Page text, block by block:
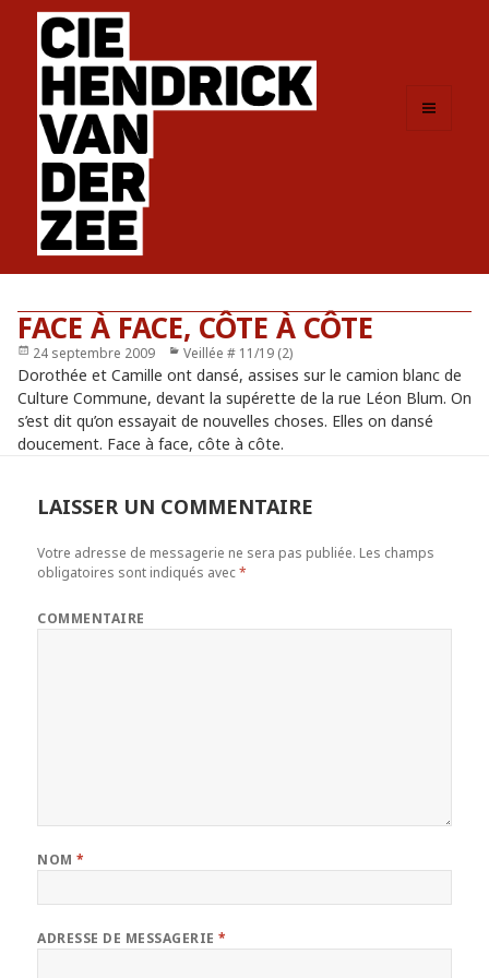
FACE À FACE, CÔTE À CÔTE
Publié
le
24 septembre 2009 Catégories
Veillée # 11/19 (2)
Dorothée et Camille ont dansé, assises sur le camion blanc de
Culture Commune, devant la supérette de la rue Léon Blum. On
s’est dit qu’on essayait de nouvelles choses. Elles on dansé
doucement. Face à face, côte à côte.
LAISSER UN COMMENTAIRE
Votre adresse de messagerie ne sera pas publiée. Les champs
obligatoires sont indiqués avec*
COMMENTAIRE
NOM*
ADRESSE DE MESSAGERIE*